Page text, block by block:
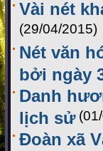
Vài nét
(29/04/2015)
Nét văn
bởi ngày
Danh
lịch sử
Đoàn xã